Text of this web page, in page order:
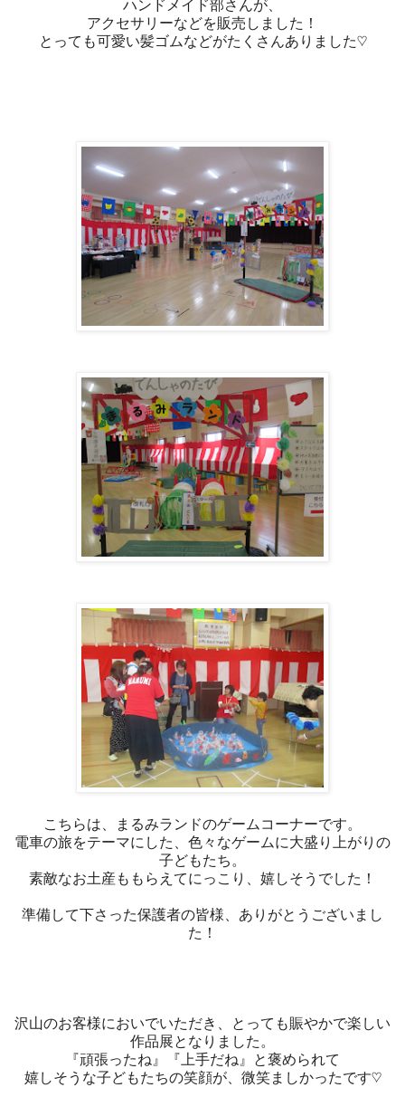
ハンドメイド部さんが、
アクセサリーなどを販売しました！
とっても可愛い髪ゴムなどがたくさんありました♡
こちらは、まるみランドのゲームコーナーです。
電車の旅をテーマにした、色々なゲームに大盛り上がりの
子どもたち。
素敵なお土産ももらえてにっこり、嬉しそうでした！
準備して下さった保護者の皆様、ありがとうございまし
た！
沢山のお客様においでいただき、とっても賑やかで楽しい
作品展となりました。
『頑張ったね』『上手だね』と褒められて
嬉しそうな子どもたちの笑顔が、微笑ましかったです♡